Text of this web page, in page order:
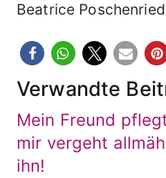
Beatrice
Verwandte
Mein Freund
mir vergeht
ihn!